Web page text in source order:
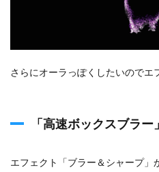
さらにオーラっぽくしたいのでエ
「高速ボックスブラー
エフェクト「ブラー＆シャープ」